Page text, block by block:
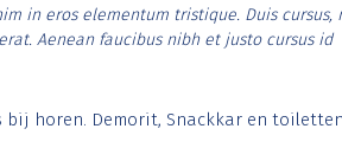
in eros elementum tristique. Duis cursus,
Aenean faucibus nibh et justo cursus id
bij horen. Demorit, Snackkar en